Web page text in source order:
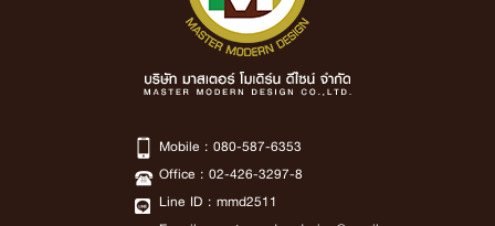
Mobile : 080-587-6353
Office : 02-426-3297-8
Line ID : mmd2511